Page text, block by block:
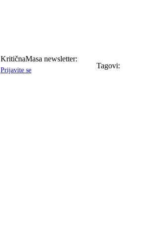
KritičnaMasa newsletter:
Prijavite se
Tagovi: